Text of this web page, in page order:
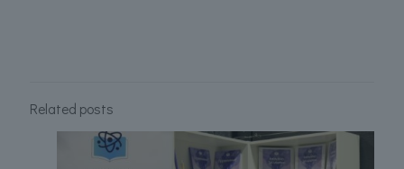
Related posts